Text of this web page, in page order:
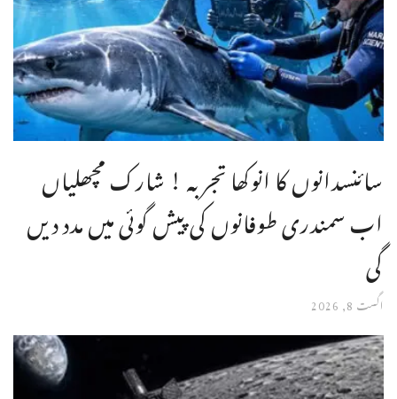
سائنسدانوں کا انوکھا تجربہ ! شارک مچھلیاں
اب سمندری طوفانوں کی پیش گوئی میں مدد دیں
گی
اگست 8, 2026